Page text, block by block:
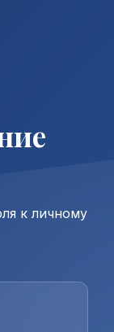
к личному